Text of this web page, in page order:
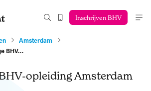
Inschrijven BHV
Amsterdam
BHV…
opleiding Amsterdam